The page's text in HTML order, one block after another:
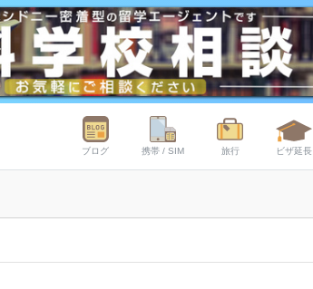
ブログ 携帯 / SIM 旅行 ビザ延長